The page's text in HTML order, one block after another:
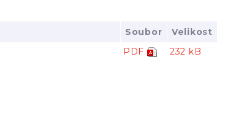
Soubor
Velikost
PDF 232 kB